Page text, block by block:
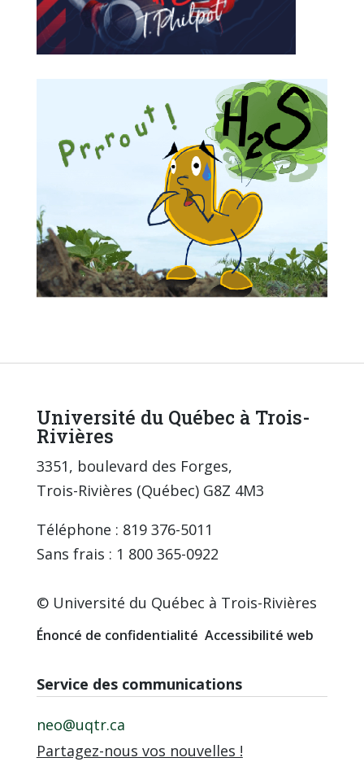
Université du Québec à Trois-
Rivières
3351, boulevard des Forges,
Trois-Rivières (Québec) G8Z 4M3
Téléphone : 819 376-5011
Sans frais : 1 800 365-0922
© Université du Québec à Trois-Rivières
Énoncé de confidentialité Accessibilité web
Service des communications
neo@uqtr.ca
Partagez-nous vos nouvelles !